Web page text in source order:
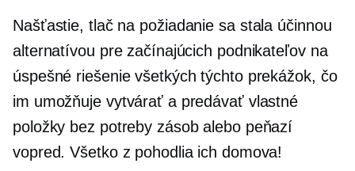
Našťastie, tlač na požiadanie sa stala účinnou
alternatívou pre začínajúcich podnikateľov na
úspešné riešenie všetkých týchto prekážok, čo
im umožňuje vytvárať a predávať vlastné
položky bez potreby zásob alebo peňazí
vopred. Všetko z pohodlia ich domova!